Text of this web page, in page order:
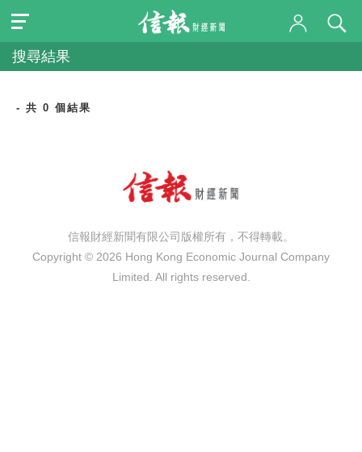
搜尋結果
- 共 0 個結果
信報財經新聞有限公司版權所有，不得轉載。
Copyright © 2026 Hong Kong Economic Journal Company
Limited. All rights reserved.